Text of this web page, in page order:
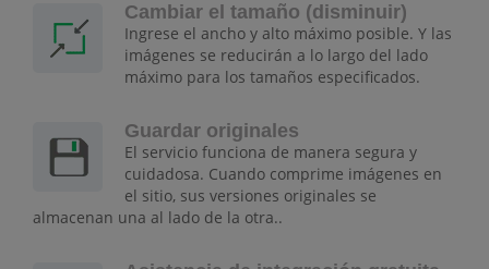
Cambiar el tamaño (disminuir)
Ingrese el ancho y alto máximo posible. Y las
imágenes se reducirán a lo largo del lado
máximo para los tamaños especificados.
Guardar originales
El servicio funciona de manera segura y
cuidadosa. Cuando comprime imágenes en
el sitio, sus versiones originales se
almacenan una al lado de la otra..